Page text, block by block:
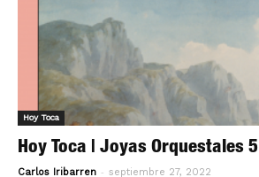
Hoy Toca
Hoy Toca | Joyas Orquestales 5
Carlos Iribarren - septiembre 27, 2022